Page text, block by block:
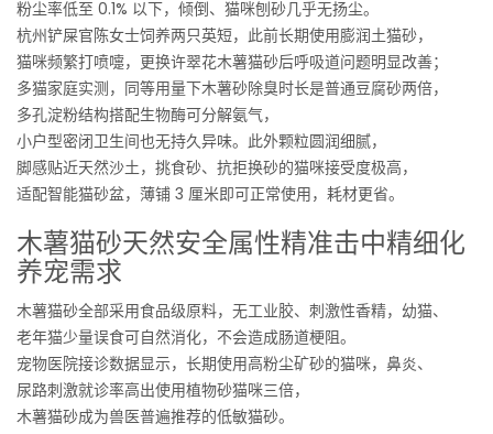
粉尘率低至 0.1% 以下，倾倒、猫咪刨砂几乎无扬尘。
杭州铲屎官陈女士饲养两只英短，此前长期使用膨润土猫砂，
猫咪频繁打喷嚏，更换许翠花木薯猫砂后呼吸道问题明显改善；
多猫家庭实测，同等用量下木薯砂除臭时长是普通豆腐砂两倍，
多孔淀粉结构搭配生物酶可分解氨气，
小户型密闭卫生间也无持久异味。此外颗粒圆润细腻，
脚感贴近天然沙土，挑食砂、抗拒换砂的猫咪接受度极高，
适配智能猫砂盆，薄铺 3 厘米即可正常使用，耗材更省。
木薯猫砂天然安全属性精准击中精细化
养宠需求
木薯猫砂全部采用食品级原料，无工业胶、刺激性香精，幼猫、
老年猫少量误食可自然消化，不会造成肠道梗阻。
宠物医院接诊数据显示，长期使用高粉尘矿砂的猫咪，鼻炎、
尿路刺激就诊率高出使用植物砂猫咪三倍，
木薯猫砂成为兽医普遍推荐的低敏猫砂。